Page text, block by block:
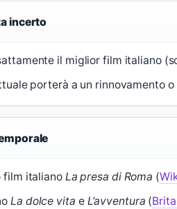
incerto
il miglior film italiano
porterà a un rinnovamento
film italiano La presa di Roma (
La dolce vita e L’avventura (